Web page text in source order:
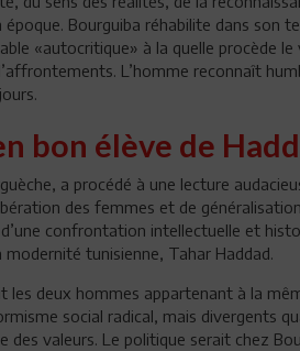
époque. Bourguiba réhabilite dans son
«autocritique» à la quelle procède le
L’homme reconnaît
bon élève de
a procédé à une lecture
des femmes et de
d’une confrontation intellectuelle et
tunisienne, Tahar Haddad.
les deux hommes appartenant à la
social radical, mais divergents
des valeurs. Le politique serait chez